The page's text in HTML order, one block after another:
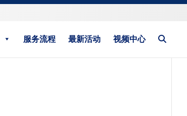
服务流程 最新活动 视频中心